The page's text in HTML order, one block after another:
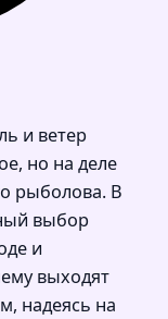
и ветер
но на деле
рыболова. В
выбор
и
выходят
надеясь на